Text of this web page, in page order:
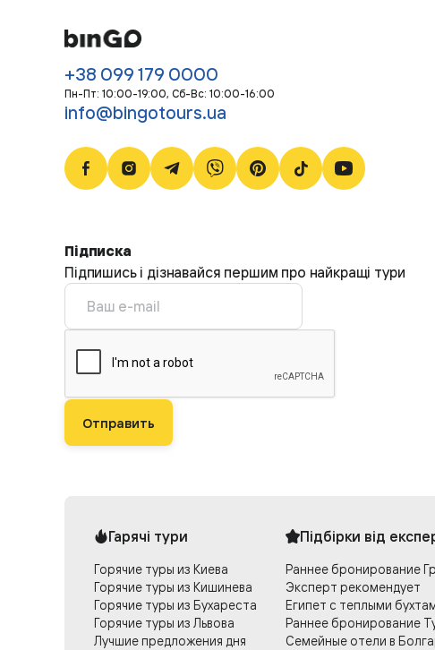
+38 099 179 0000
Пн-Пт: 10:00-19:00, Сб-Bc: 10:00-16:00
info@bingotours.ua
Підписка
Підпишись і дізнавайся першим про найкращі тури
Отправить
Гарячі тури
Горячие туры из Киева
Горячие туры из Кишинева
Горячие туры из Бухареста
Горячие туры из Львова
Лучшие предложения дня
Підбірки від
Раннее бронирование
Эксперт рекомендует
Египет с теплыми
Раннее бронирование
Семейные отели в